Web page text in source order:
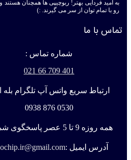
رو با تمام توان از سر می گیرند. :)
تماس با ما
شماره تماس :
401 709 66 021
ارتباط سریع واتس آپ تلگرام بله
0530 876 0938
همه روزه 9 تا 5 عصر پاسخگوی شمائیم
آدرس ایمیل :